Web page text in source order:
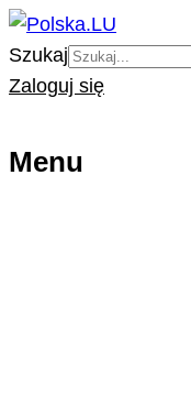
Szukaj
Zaloguj się
Menu